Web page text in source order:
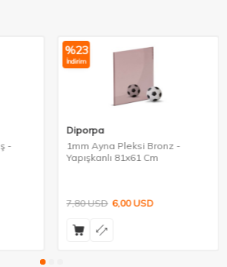
-
%23
İndirim
Diporpa
1mm Ayna Pleksi Bronz -
Yapışkanlı 81x61 Cm
7,80USD 6,00USD